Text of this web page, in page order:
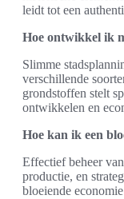
leidt tot een
Hoe ontwikkel ik
Slimme
verschillende
grondstoffen stelt
ontwikkelen en
Hoe kan ik een
Effectief beheer
productie, en
bloeiende